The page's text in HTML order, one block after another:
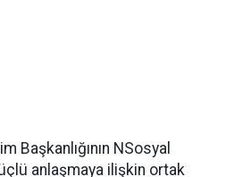
Başkanlığının NSosyal
anlaşmaya ilişkin ortak